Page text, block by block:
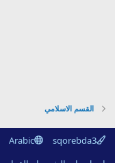
القسم الاسلامي
sqorebda3
Arabic